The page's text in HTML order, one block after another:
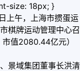
size: 18px; }
上午，上海市掼蛋运
棋牌运动管理中心召
值2080.44亿元）
景域集团董事长洪清